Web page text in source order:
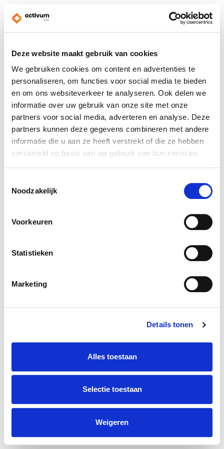
Deze website maakt gebruik van cookies
We gebruiken cookies om content en advertenties te
personaliseren, om functies voor social media te bieden
en om ons websiteverkeer te analyseren. Ook delen we
informatie over uw gebruik van onze site met onze
partners voor social media, adverteren en analyse. Deze
partners kunnen deze gegevens combineren met andere
informatie die u aan ze heeft verstrekt of die ze hebben
verzameld op basis van uw gebruik van hun services.
Noodzakelijk
Voorkeuren
Statistieken
Marketing
Details tonen
Alles toestaan
Selectie toestaan
Weigeren